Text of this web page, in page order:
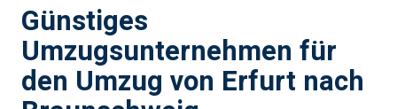
Günstiges
Umzugsunternehmen für
den Umzug von Erfurt nach